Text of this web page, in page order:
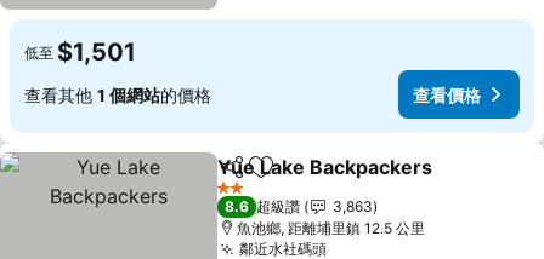
低至 $1,501
查看其他 1 個網站的價格 查看價格
分享 加入我的最愛
Yue Lake Backpackers
2 星級
8.6 超級讚
3,863
魚池鄉, 距離埔里鎮 12.5 公里
鄰近水社碼頭